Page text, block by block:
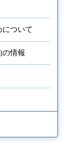
ついて
の情報